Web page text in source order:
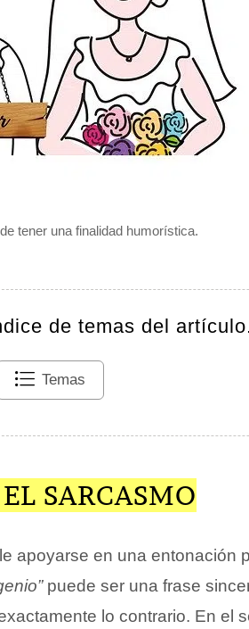
tener una finalidad humorística.
de temas del
Temas
SARCASMO
apoyarse en una entonación
puede ser una frase
lo contrario. En el